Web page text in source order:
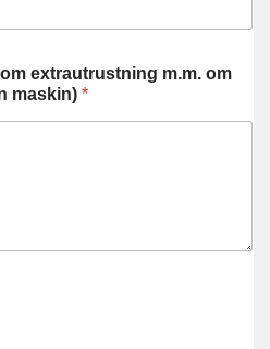
extrautrustning m.m. om
maskin) *